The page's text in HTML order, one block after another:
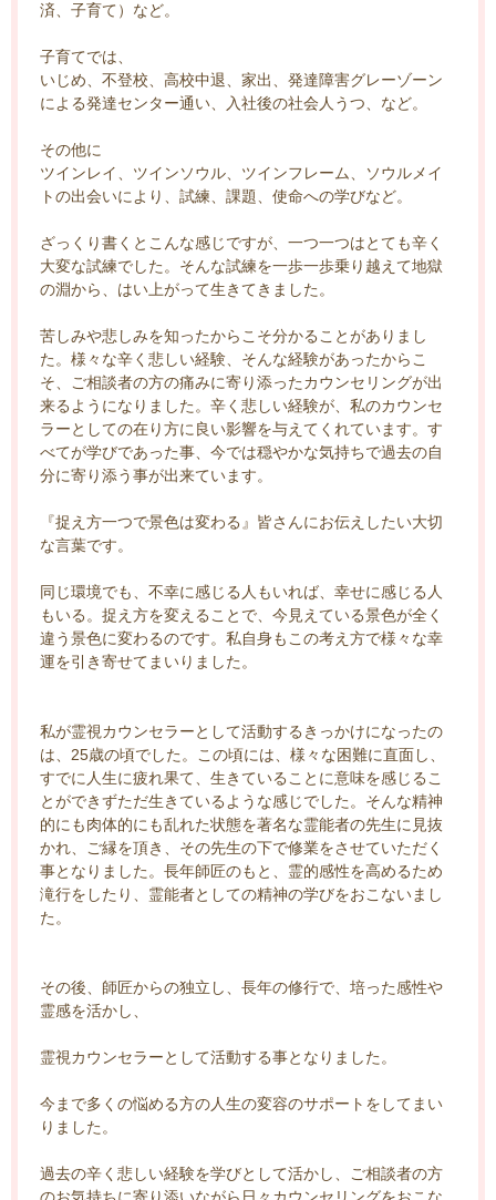
済、子育て）など。
子育てでは、
いじめ、不登校、高校中退、家出、発達障害グレーゾーン
による発達センター通い、入社後の社会人うつ、など。
その他に
ツインレイ、ツインソウル、ツインフレーム、ソウルメイ
トの出会いにより、試練、課題、使命への学びなど。
ざっくり書くとこんな感じですが、一つ一つはとても辛く
大変な試練でした。そんな試練を一歩一歩乗り越えて地獄
の淵から、はい上がって生きてきました。
苦しみや悲しみを知ったからこそ分かることがありまし
た。様々な辛く悲しい経験、そんな経験があったからこ
そ、ご相談者の方の痛みに寄り添ったカウンセリングが出
来るようになりました。辛く悲しい経験が、私のカウンセ
ラーとしての在り方に良い影響を与えてくれています。す
べてが学びであった事、今では穏やかな気持ちで過去の自
分に寄り添う事が出来ています。
『捉え方一つで景色は変わる』皆さんにお伝えしたい大切
な言葉です。
同じ環境でも、不幸に感じる人もいれば、幸せに感じる人
もいる。捉え方を変えることで、今見えている景色が全く
違う景色に変わるのです。私自身もこの考え方で様々な幸
運を引き寄せてまいりました。
私が霊視カウンセラーとして活動するきっかけになったの
は、25歳の頃でした。この頃には、様々な困難に直面し、
すでに人生に疲れ果て、生きていることに意味を感じるこ
とができずただ生きているような感じでした。そんな精神
的にも肉体的にも乱れた状態を著名な霊能者の先生に見抜
かれ、ご縁を頂き、その先生の下で修業をさせていただく
事となりました。長年師匠のもと、霊的感性を高めるため
滝行をしたり、霊能者としての精神の学びをおこないまし
た。
その後、師匠からの独立し、長年の修行で、培った感性や
霊感を活かし、
霊視カウンセラーとして活動する事となりました。
今まで多くの悩める方の人生の変容のサポートをしてまい
りました。
過去の辛く悲しい経験を学びとして活かし、ご相談者の方